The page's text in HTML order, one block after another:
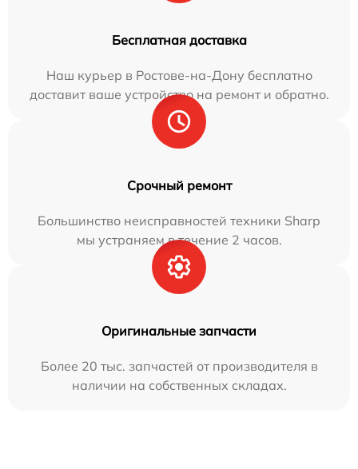
Бесплатная доставка
Наш курьер в Ростове-на-Дону бесплатно
доставит ваше устройство на ремонт и обратно.
Срочный ремонт
Большинство неисправностей техники Sharp
мы устраняем в течение 2 часов.
Оригинальные запчасти
Более 20 тыс. запчастей от производителя в
наличии на собственных складах.